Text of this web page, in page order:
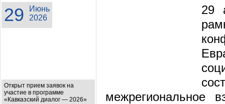
29
Июнь
2026
Открыт прием заявок на
участие в программе
«Кавказский диалог — 2026»
29
межрегиональное